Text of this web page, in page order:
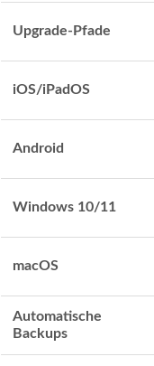
Upgrade-Pfade
iOS/iPadOS
Android
Windows 10/11
macOS
Automatische
Backups